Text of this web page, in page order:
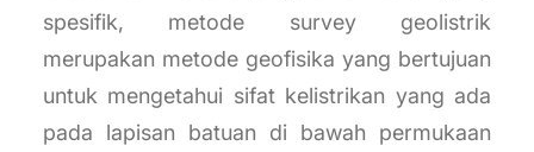
spesifik, metode survey geolistrik
merupakan metode geofisika yang bertujuan
untuk mengetahui sifat kelistrikan yang ada
pada lapisan batuan di bawah permukaan